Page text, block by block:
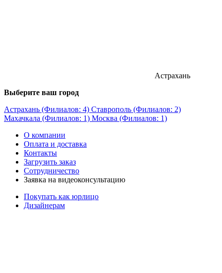
Астрахань
Выберите ваш город
Астрахань (Филиалов: 4) Ставрополь (Филиалов: 2)
Махачкала (Филиалов: 1) Москва (Филиалов: 1)
О компании
Оплата и доставка
Контакты
Загрузить заказ
Сотрудничество
Заявка на видеоконсультацию
Покупать как юрлицо
Дизайнерам